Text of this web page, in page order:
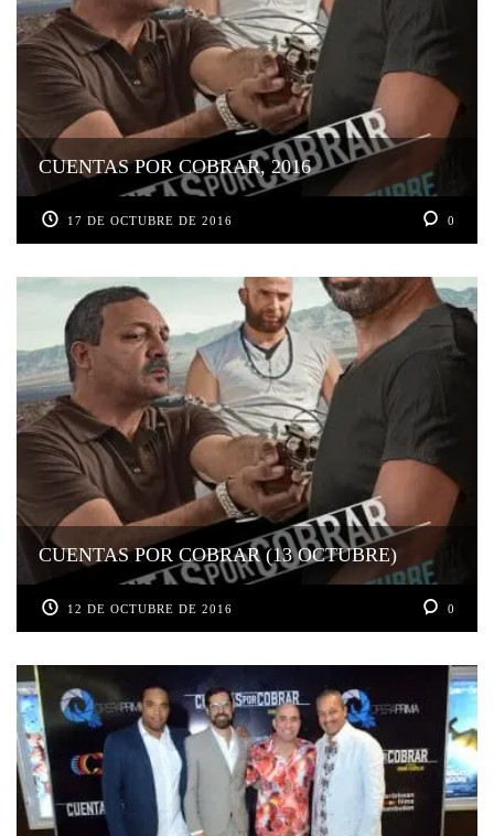
CUENTAS POR COBRAR, 2016
17 DE OCTUBRE DE 2016 0
CUENTAS POR COBRAR (13 OCTUBRE)
12 DE OCTUBRE DE 2016 0